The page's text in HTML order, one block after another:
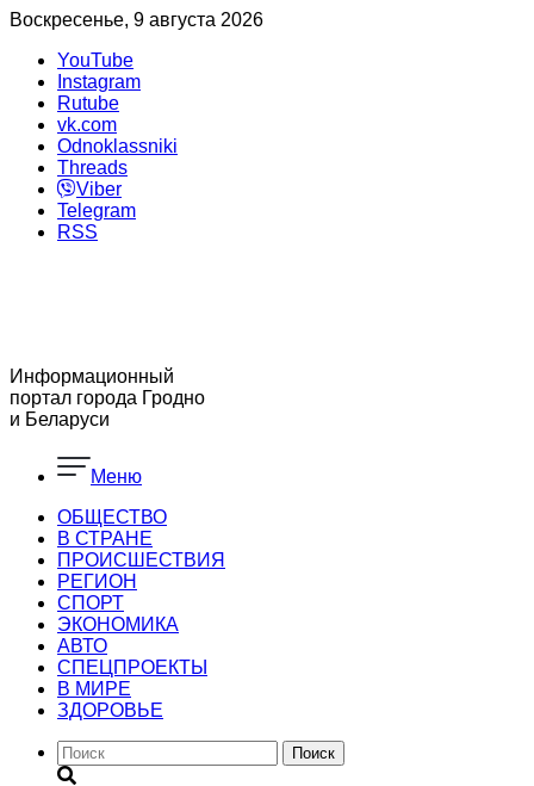
Воскресенье, 9 августа 2026
YouTube
Instagram
Rutube
vk.com
Odnoklassniki
Threads
Viber
Telegram
RSS
Информационный
портал города Гродно
и Беларуси
Меню
ОБЩЕСТВО
В СТРАНЕ
ПРОИСШЕСТВИЯ
РЕГИОН
CПОРТ
ЭКОНОМИКА
АВТО
СПЕЦПРОЕКТЫ
В МИРЕ
ЗДОРОВЬЕ
Поиск